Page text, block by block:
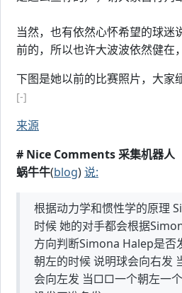
当然，也有依然心怀希望的球迷
前的，所以也许大波波依然健在
下图是她以前的比赛照片，大家
[-]
来源
# Nice Comments 采集机器人
蜗牛牛(blog)说:
根据动力学和惯性学的原理
时候 她的对手都会根据
方向判断Simona Halep是
朝左的时候 说明球会向右
会向左发 当□□一个朝左一